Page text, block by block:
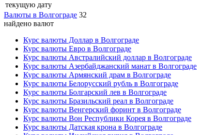
текущую дату
Валюты в Волгограде 32
найдено валют
Курс валюты Доллар в Волгограде
Курс валюты Евро в Волгограде
Курс валюты Австралийский доллар в Волгограде
Курс валюты Азербайджанский манат в Волгограде
Курс валюты Армянский драм в Волгограде
Курс валюты Белорусский рубль в Волгограде
Курс валюты Болгарский лев в Волгограде
Курс валюты Бразильский реал в Волгограде
Курс валюты Венгерский форинт в Волгограде
Курс валюты Вон Республики Корея в Волгограде
Курс валюты Датская крона в Волгограде